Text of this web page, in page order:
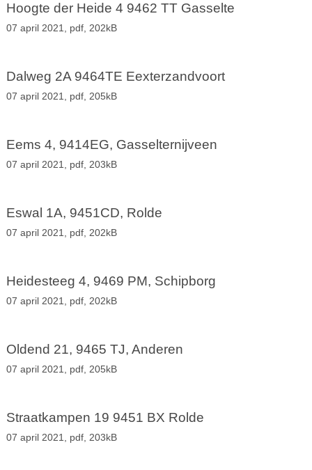
Hoogte der Heide 4 9462 TT Gasselte
07 april 2021, pdf, 202kB
Dalweg 2A 9464TE Eexterzandvoort
07 april 2021, pdf, 205kB
Eems 4, 9414EG, Gasselternijveen
07 april 2021, pdf, 203kB
Eswal 1A, 9451CD, Rolde
07 april 2021, pdf, 202kB
Heidesteeg 4, 9469 PM, Schipborg
07 april 2021, pdf, 202kB
Oldend 21, 9465 TJ, Anderen
07 april 2021, pdf, 205kB
Straatkampen 19 9451 BX Rolde
07 april 2021, pdf, 203kB